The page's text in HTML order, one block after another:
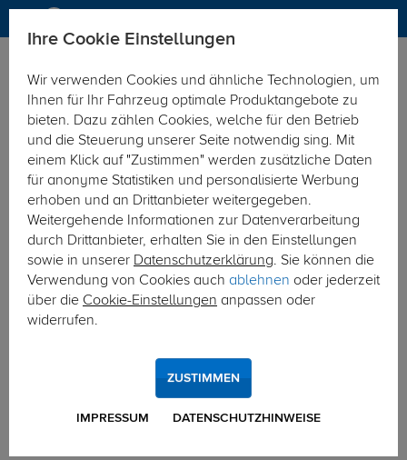
Hier geht's zur Fahrzeugübersicht: VW T6
Ihre Cookie Einstellungen
Wir verwenden Cookies und ähnliche Technologien, um
Ihnen für Ihr Fahrzeug optimale Produktangebote zu
bieten. Dazu zählen Cookies, welche für den Betrieb
und die Steuerung unserer Seite notwendig sing. Mit
einem Klick auf "Zustimmen" werden zusätzliche Daten
für anonyme Statistiken und personalisierte Werbung
erhoben und an Drittanbieter weitergegeben.
Weitergehende Informationen zur Datenverarbeitung
durch Drittanbieter, erhalten Sie in den Einstellungen
sowie in unserer Datenschutzerklärung. Sie können die
Verwendung von Cookies auch ablehnen oder jederzeit
über die Cookie-Einstellungen anpassen oder
widerrufen.
IMPRESSUM DATENSCHUTZHINWEISE
ZUSTIMMEN